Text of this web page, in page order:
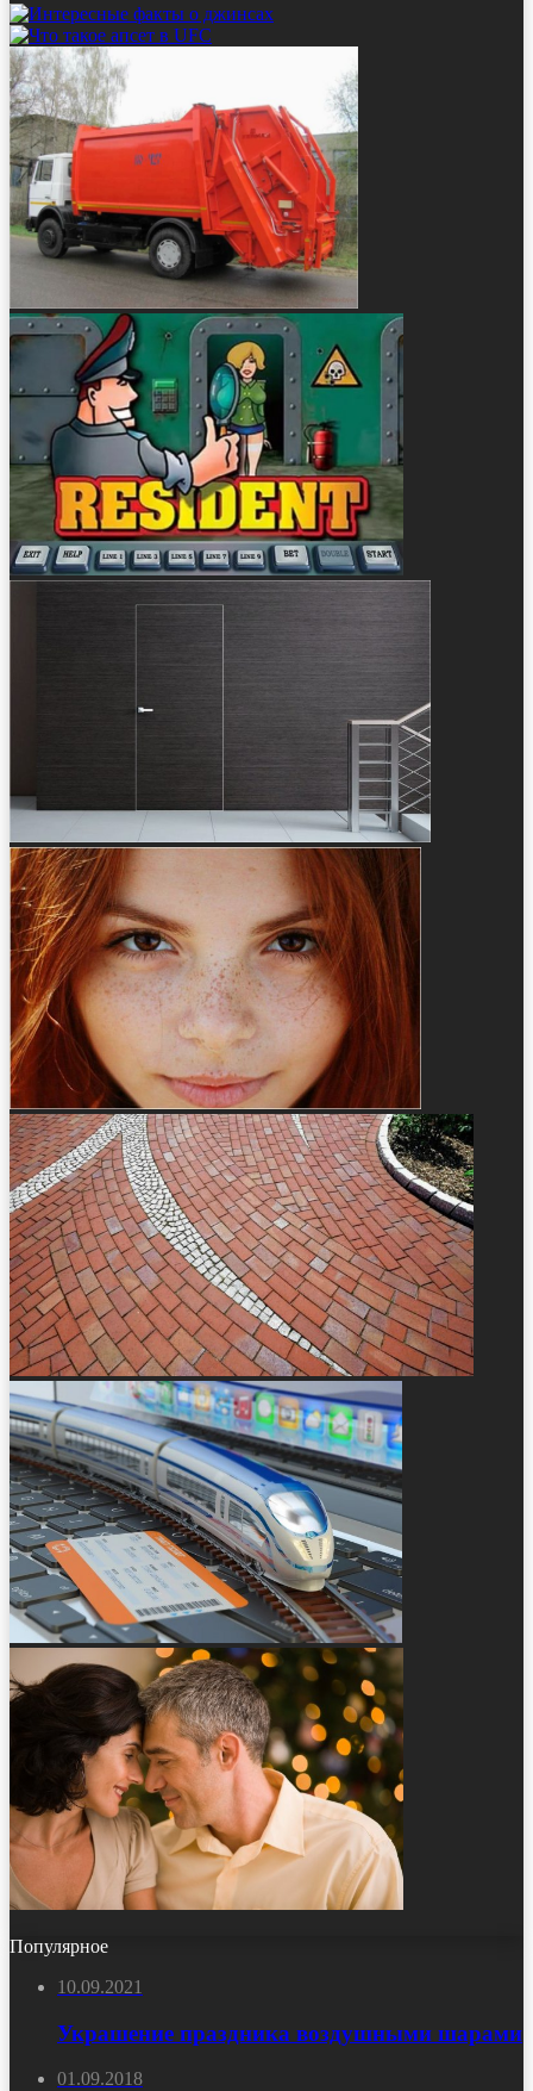
Популярное
10.09.2021
Украшение праздника воздушными шарами
01.09.2018